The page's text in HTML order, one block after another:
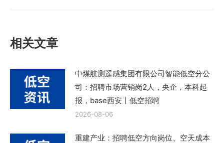
相关文章
中煤航测遥感集团有限公司智能低空分公
司：招聘市场营销岗2人，央企，本科起
报，base西安丨低空招聘
2026-08-06
重建产业：招聘低空方向岗位、空天成本